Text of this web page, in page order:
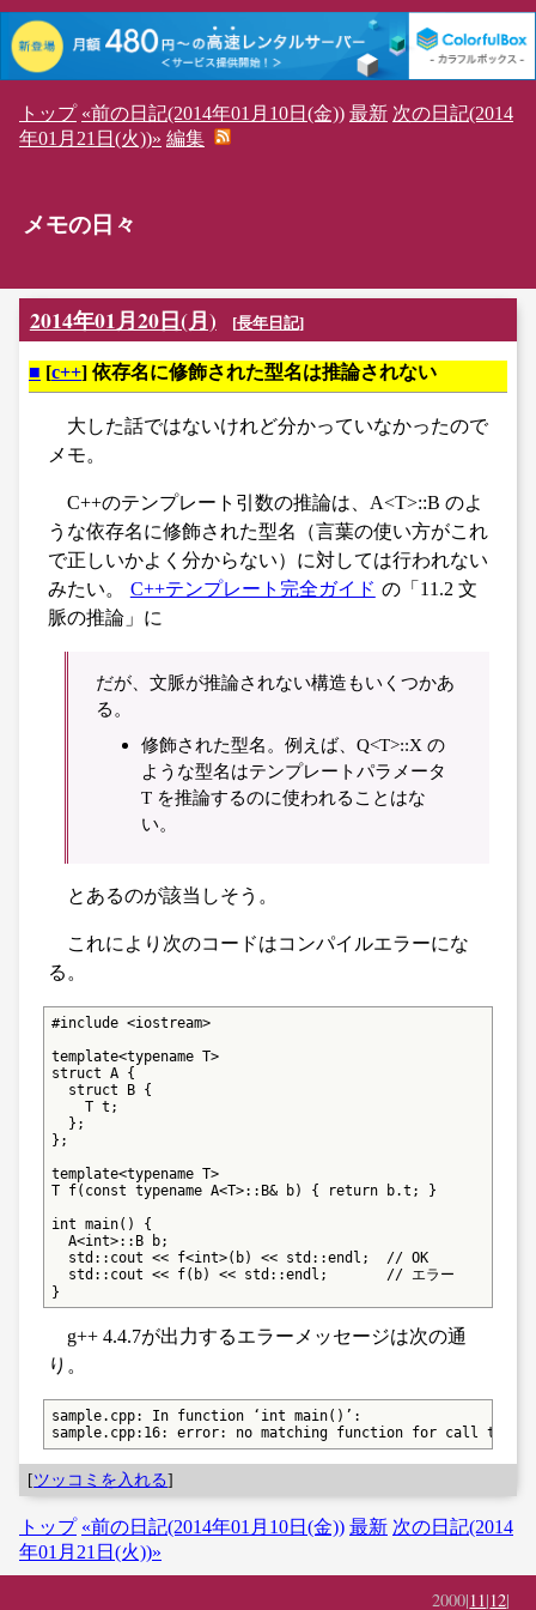
トップ «前の日記(2014年01月10日(金)) 最新 次の日記(2014
年01月21日(火))» 編集
メモの日々
2014年01月20日(月) [長年日記]
■ [c++] 依存名に修飾された型名は推論されない
大した話ではないけれど分かっていなかったので
メモ。
C++のテンプレート引数の推論は、A<T>::B のよ
うな依存名に修飾された型名（言葉の使い方がこれ
で正しいかよく分からない）に対しては行われない
みたい。
C++テンプレート完全ガイド の「11.2 文
脈の推論」に
だが、文脈が推論されない構造もいくつかあ
る。
修飾された型名。例えば、Q<T>::X の
ような型名はテンプレートパラメータ
T を推論するのに使われることはな
い。
とあるのが該当しそう。
これにより次のコードはコンパイルエラーにな
る。
#include <iostream>
template<typename T>
struct A {
  struct B {
    T t;
  };
};
template<typename T>
T f(const typename A<T>::B& b) { return b.t; }
int main() {
  A<int>::B b;
  std::cout << f<int>(b) << std::endl;  // OK
  std::cout << f(b) << std::endl;       // エラー
}
g++ 4.4.7が出力するエラーメッセージは次の通
り。
sample.cpp: In function ‘int main()’:
sample.cpp:16: error: no matching function for call to
[ツッコミを入れる]
トップ «前の日記(2014年01月10日(金)) 最新 次の日記(2014
年01月21日(火))»
2000|11|12|